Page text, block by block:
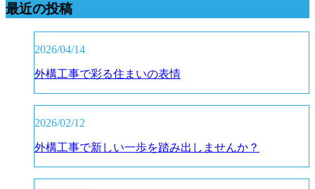
最近の投稿
2026/04/14
外構工事で彩る住まいの表情
2026/02/12
外構工事で新しい一歩を踏み出しませんか？